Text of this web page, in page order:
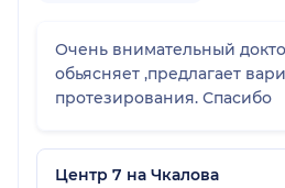
Очень внимательный
обьясняет ,предлагает
протезирования. Спасибо
Центр 7 на Чкалова